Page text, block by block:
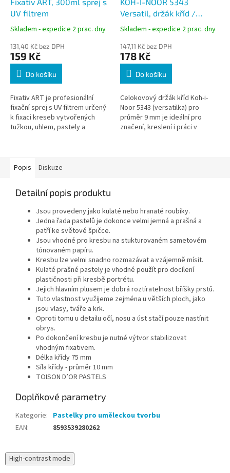
UV filtrem
Skladem - expedice 2 prac. dny
131,40 Kč bez DPH
159 Kč
Do košíku
Fixativ ART je profesionální
fixační sprej s UV filtrem určený
k fixaci kreseb vytvořených
tužkou, uhlem, pastely a
Versatil, držák kříd /
mechanická (padací) tužka
9 mm, celokovová černá
Skladem - expedice 2 prac. dny
147,11 Kč bez DPH
178 Kč
Do košíku
Celokovový držák kříd Koh-i-
Noor 5343 (versatilka) pro
průměr 9 mm je ideální pro
značení, kreslení i práci v
Popis
Diskuze
Detailní popis produktu
Jsou provedeny jako kulaté nebo hranaté roubíky.
Jedna řada pastelů je dokonce velmi jemná a prašná a
patří ke světové špičce.
Jsou vhodné pro kresbu na stukturovaném sametovém
tónovaném papíru.
Kresbu lze velmi snadno rozmazávat a vzájemně mísit.
Kulaté prašné pastely je vhodné použít pro docílení
plastičnosti při kresbě portrétu.
Jejich hlavním plusem je dobrá roztíratelnost bříšky prstů.
Tuto vlastnost využijeme zejména u větších ploch, jako
jsou vlasy, tváře a krk.
Oproti tomu u detailu očí, nosu a úst stačí pouze nastínit
obrys.
Po dokončení kresbu je nutné výtvor stabilizovat
vhodným fixativem.
Délka křídy 75 mm
Síla křídy - průměr 10 mm
TOISON D’OR PASTELS
Doplňkové parametry
Kategorie: Pastelky pro uměleckou tvorbu
EAN: 8593539280262
High-contrast mode